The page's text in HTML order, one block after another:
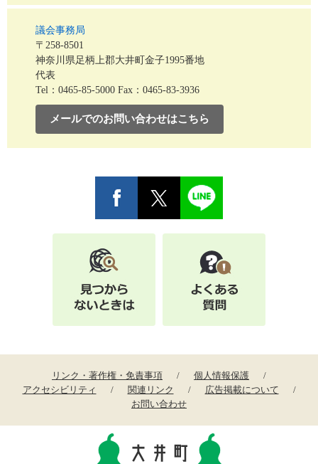
議会事務局
〒258-8501
神奈川県足柄上郡大井町金子1995番地
代表
Tel：0465-85-5000 Fax：0465-83-3936
メールでのお問い合わせはこちら
リンク・著作権・免責事項
個人情報保護
アクセシビリティ
関連リンク
広告掲載について
お問い合わせ